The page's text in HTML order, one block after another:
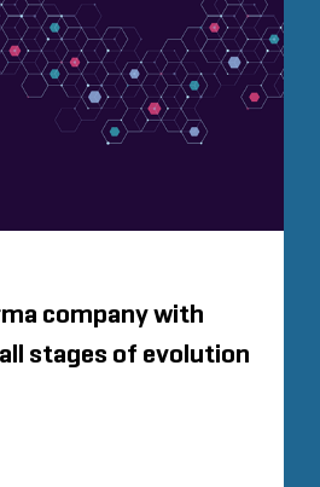
company with
stages of evolution